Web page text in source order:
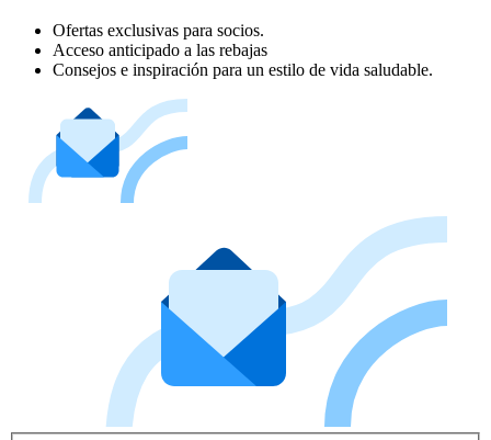
Ofertas exclusivas para socios.
Acceso anticipado a las rebajas
Consejos e inspiración para un estilo de vida saludable.